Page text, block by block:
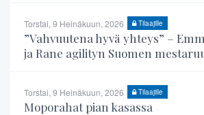
Torstai, 9 Heinäkuun, 2026 Tilaajille
”Vahvuutena hyvä yhteys” –
ja Rane agilityn Suomen
Torstai, 9 Heinäkuun, 2026 Tilaajille
Moporahat pian kasassa